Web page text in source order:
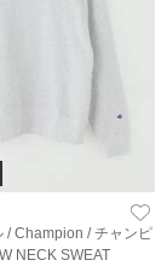
/ Champion / チャンピ
NECK SWEAT